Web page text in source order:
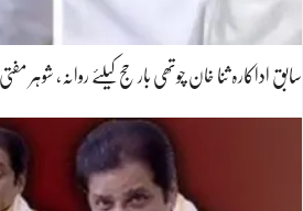
سابق اداکارہ ثنا خان چوتھی بار حج کیلئے روانہ،